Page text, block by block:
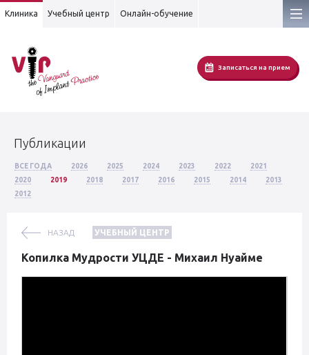
Клиника Учебный центр Онлайн-обучение
Записаться на прием
Публикации
ВСЕ ГОДА 2026 2025 2024 2023 2022
2021
2020
2019 2018 2017 2016 2015 2014
2013
2012
НАЗАД УЧЕБНЫЙ ЦЕНТР
Копилка Мудрости УЦДЕ - Михаил Нуайме